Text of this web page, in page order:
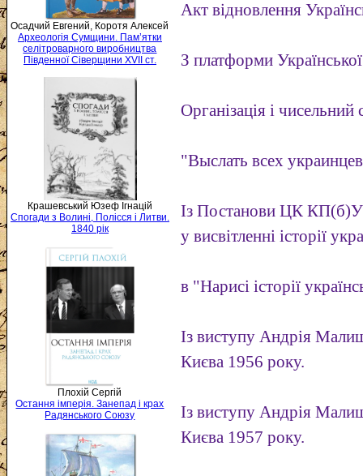
Осадчий Евгений, Коротя Алексей
Археологія Сумщини. Пам’ятки
селітроварного виробництва
Південної Сіверщини XVII ст.
Крашевський Юзеф Ігнацій
Спогади з Волині, Полісся і Литви.
1840 рік
Плохій Сергій
Остання імперія. Занепад і крах
Радянського Союзу
Акт відновлення
З платформи
Організація і
"Выслать всех
Із Постанови ЦК КП(б)У
у висвітленні історії
в "Нарисі історії
Із виступу Андрія
Києва 1956 року.
Із виступу Андрія
Києва 1957 року.